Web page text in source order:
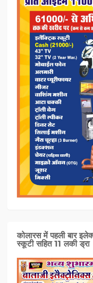
कोलारस में पहली बार
स्कूटी सहित 11 लकी ड्रा